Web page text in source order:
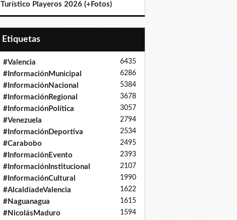
Turístico Playeros 2026 (+Fotos)
Etiquetas
#Valencia 6435
#InformaciónMunicipal 6286
#InformaciónNacional 5384
#InformaciónRegional 3678
#InformaciónPolítica 3057
#Venezuela 2794
#InformaciónDeportiva 2534
#Carabobo 2495
#InformaciónEvento 2393
#InformaciónInstitucional 2107
#InformaciónCultural 1990
#AlcaldíadeValencia 1622
#Naguanagua 1615
#NicolásMaduro 1594